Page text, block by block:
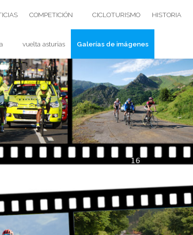
COMPETICIÓN CICLOTURISMO HISTORIA
vuelta asturias Galerías de imágenes